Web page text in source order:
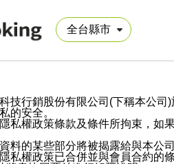
技行銷股份有限公司(下稱本公
的安全。
私權政策條款及條件所拘束，如
料的某些部分將被揭露給與本公
私權政策已合併並與會員合約的